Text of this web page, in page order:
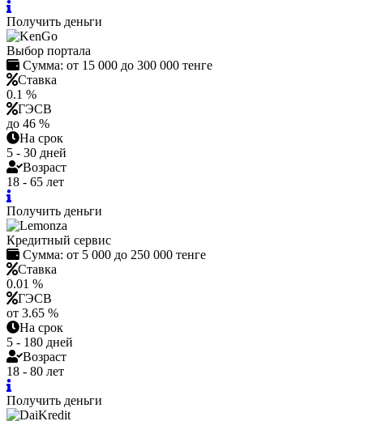
Получить деньги
Выбор портала
Сумма: от 15 000 до 300 000 тенге
Ставка
0.1 %
ГЭСВ
до 46 %
На срок
5 - 30 дней
Возраст
18 - 65 лет
Получить деньги
Кредитный сервис
Сумма: от 5 000 до 250 000 тенге
Ставка
0.01 %
ГЭСВ
от 3.65 %
На срок
5 - 180 дней
Возраст
18 - 80 лет
Получить деньги